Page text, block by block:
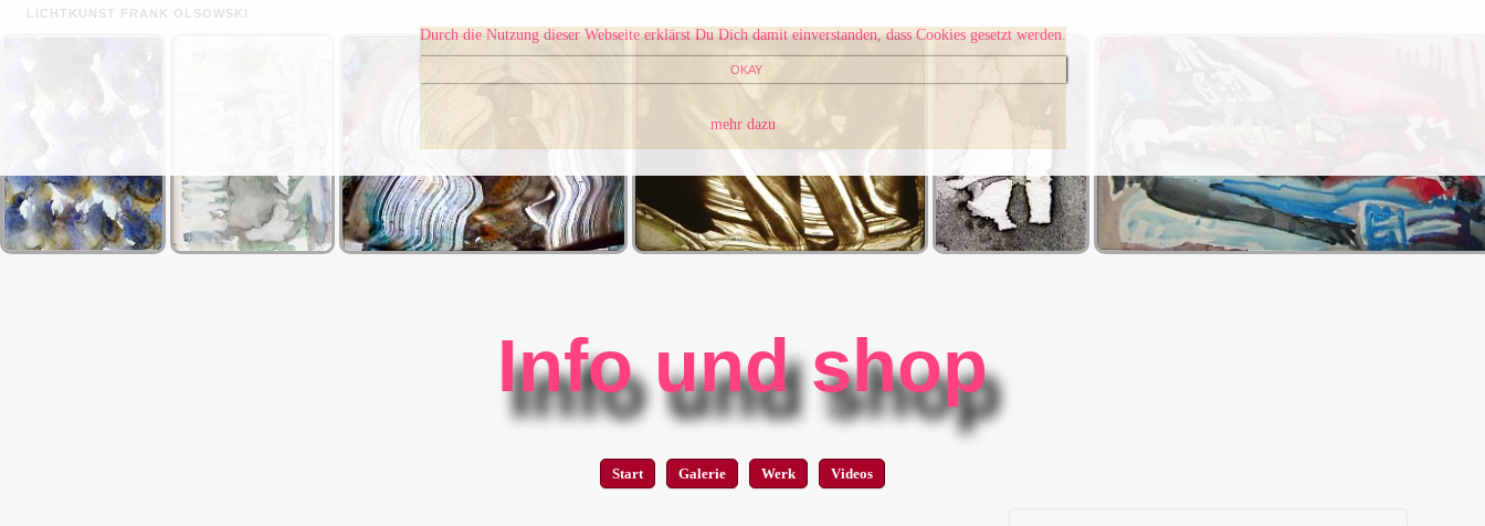
Durch die Nutzung dieser Webseite erklärst Du Dich damit einverstanden, dass Cookies gesetzt werden.
OKAY
mehr dazu
LICHTKUNST FRANK OLSOWSKI
Info und shop
Start Galerie Werk Videos